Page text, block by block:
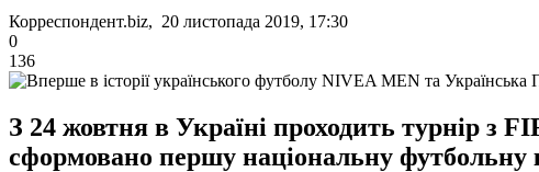
Корреспондент.biz, 20 листопада 2019, 17:30
0
136
З 24 жовтня в Україні проходить турнір з
сформовано першу національну футбольну